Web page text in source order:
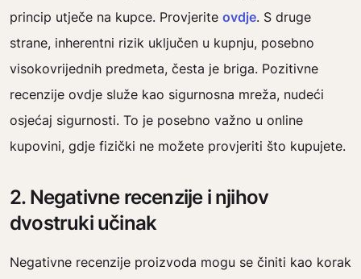
princip utječe na kupce. Provjerite ovdje. S druge
strane, inherentni rizik uključen u kupnju, posebno
visokovrijednih predmeta, česta je briga. Pozitivne
recenzije ovdje služe kao sigurnosna mreža, nudeći
osjećaj sigurnosti. To je posebno važno u online
kupovini, gdje fizički ne možete provjeriti što kupujete.
2. Negativne recenzije i njihov
dvostruki učinak
Negativne recenzije proizvoda mogu se činiti kao korak